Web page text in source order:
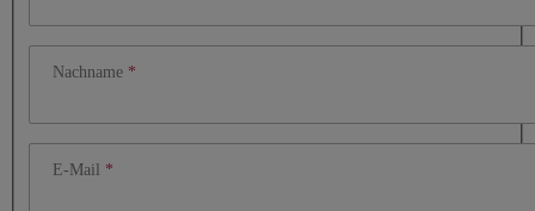
Nachname
E-Mail